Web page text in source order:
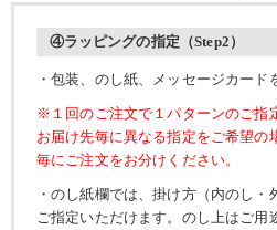
④ラッピングの指定（Step2）
・包装、のし紙、メッセージカード
※１回のご注文で１パターンのご指
お届け先毎に異なる指定をご希望の
毎にご注文をお分けください。
・のし紙欄では、掛け方（内のし
ご指定いただけます。のし上はご用